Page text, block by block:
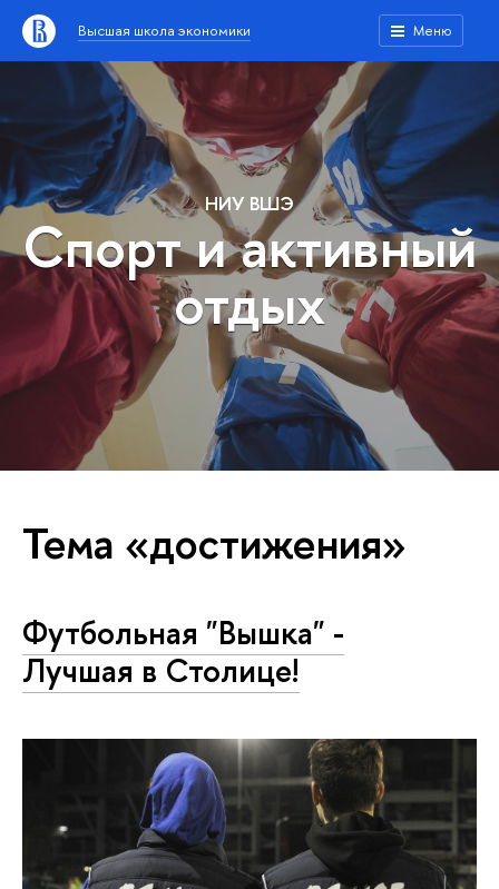
Высшая школа экономики Меню
НИУ ВШЭ
Спорт и активный
отдых
Тема «достижения»
Футбольная "Вышка" -
Лучшая в Столице!